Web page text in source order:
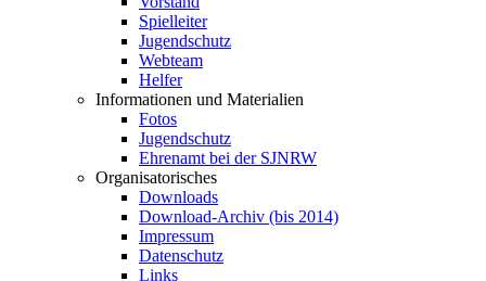
Spielleiter
Jugendschutz
Webteam
Helfer
Informationen und Materialien
Fotos
Jugendschutz
Ehrenamt bei der SJNRW
Organisatorisches
Downloads
Download-Archiv (bis 2014)
Impressum
Datenschutz
Links